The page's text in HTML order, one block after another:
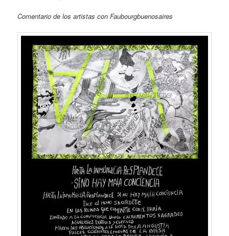
Comentario de los artistas con Faubourgbuenosaires